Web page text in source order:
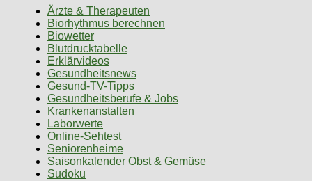
Ärzte & Therapeuten
Biorhythmus berechnen
Biowetter
Blutdrucktabelle
Erklärvideos
Gesundheitsnews
Gesund-TV-Tipps
Gesundheitsberufe & Jobs
Krankenanstalten
Laborwerte
Online-Sehtest
Seniorenheime
Saisonkalender Obst & Gemüse
Sudoku